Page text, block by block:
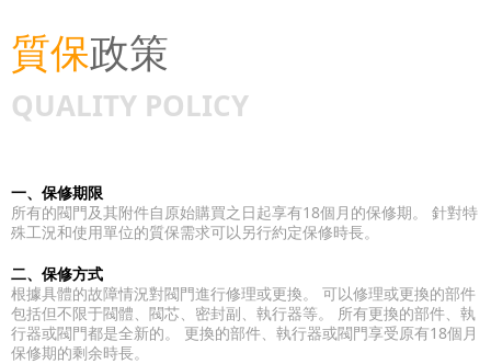
質保政策
QUALITY POLICY
一、保修期限
所有的閥門及其附件自原始購買之日起享有18個月的保修期。 針對特
殊工況和使用單位的質保需求可以另行約定保修時長。
二、保修方式
根據具體的故障情況對閥門進行修理或更換。 可以修理或更換的部件
包括但不限于閥體、閥芯、密封副、執行器等。 所有更換的部件、執
行器或閥門都是全新的。 更換的部件、執行器或閥門享受原有18個月
保修期的剩余時長。